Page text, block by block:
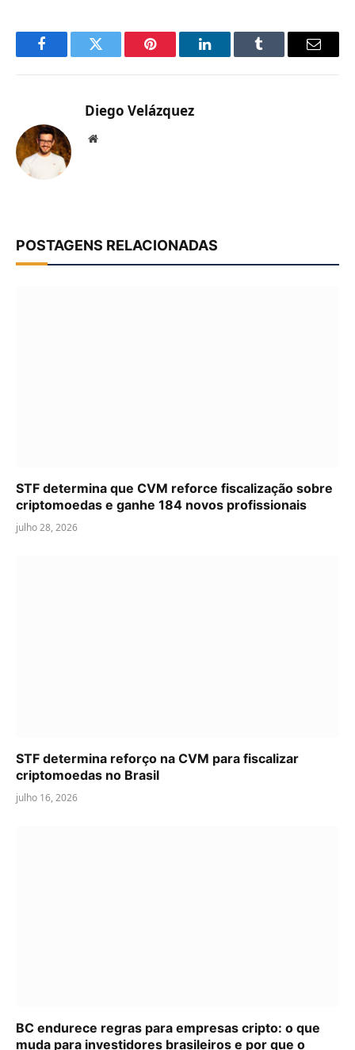
FacebookTwitter Pinterest LinkedInTumblr Email
Diego Velázquez
Website
POSTAGENS RELACIONADAS
STF determina que CVM reforce fiscalização sobre
criptomoedas e ganhe 184 novos profissionais
julho 28, 2026
STF determina reforço na CVM para fiscalizar
criptomoedas no Brasil
julho 16, 2026
BC endurece regras para empresas cripto: o que
muda para investidores brasileiros e por que o